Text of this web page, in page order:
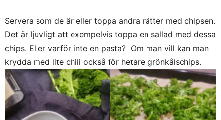
Servera som de är eller toppa andra rätter med chipsen.
Det är ljuvligt att exempelvis toppa en sallad med dessa
chips. Eller varför inte en pasta? Om man vill kan man
krydda med lite chili också för hetare grönkålschips.